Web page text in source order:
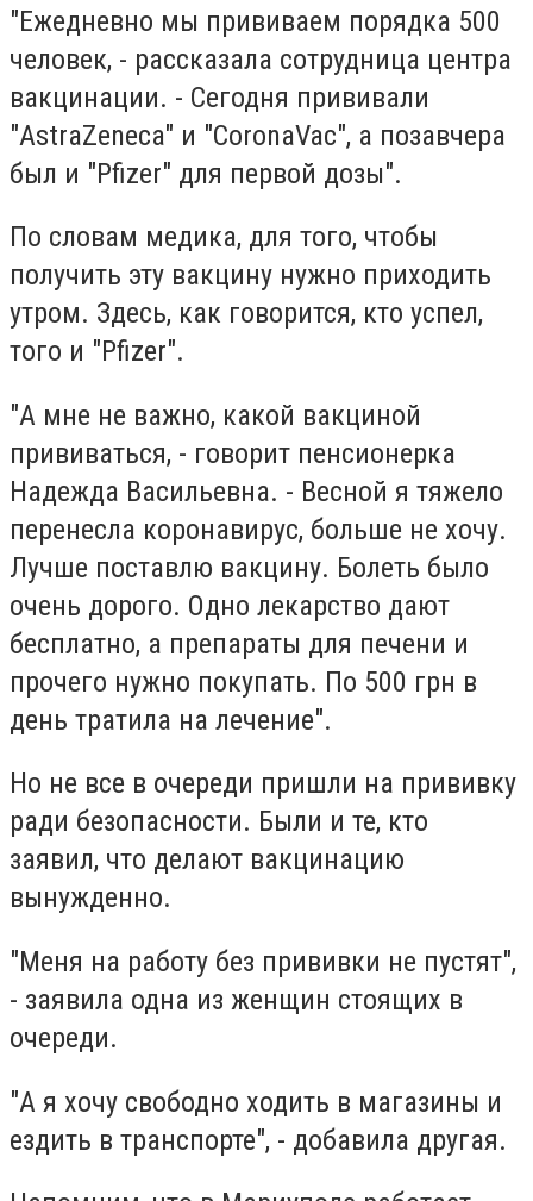
"Ежедневно мы прививаем порядка 500
человек, - рассказала сотрудница центра
вакцинации. - Сегодня прививали
"AstraZeneca" и "CoronaVac", а позавчера
был и "Pfizer" для первой дозы".
По словам медика, для того, чтобы
получить эту вакцину нужно приходить
утром. Здесь, как говорится, кто успел,
того и "Pfizer".
"А мне не важно, какой вакциной
прививаться, - говорит пенсионерка
Надежда Васильевна. - Весной я тяжело
перенесла коронавирус, больше не хочу.
Лучше поставлю вакцину. Болеть было
очень дорого. Одно лекарство дают
бесплатно, а препараты для печени и
прочего нужно покупать. По 500 грн в
день тратила на лечение".
Но не все в очереди пришли на прививку
ради безопасности. Были и те, кто
заявил, что делают вакцинацию
вынужденно.
"Меня на работу без прививки не пустят",
- заявила одна из женщин стоящих в
очереди.
"А я хочу свободно ходить в магазины и
ездить в транспорте", - добавила другая.